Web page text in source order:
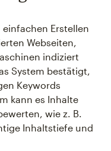
Erstellen
Webseiten,
indiziert
System bestätigt,
Keywords
kann es Inhalte
wie z. B.
Inhaltstiefe und